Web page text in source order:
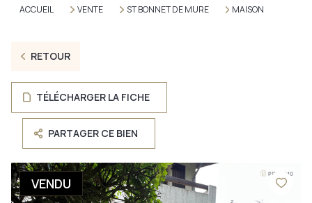
ACCUEIL VENTE ST BONNET DE MURE MAISON
RETOUR
TÉLÉCHARGER LA FICHE
PARTAGER CE BIEN
VENDU